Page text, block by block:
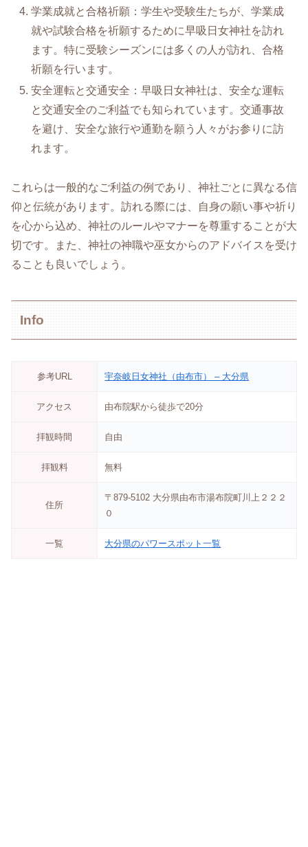
学業成就と合格祈願：学生や受験生たちが、学業成
就や試験合格を祈願するために早吸日女神社を訪れ
ます。特に受験シーズンには多くの人が訪れ、合格
祈願を行います。
安全運転と交通安全：早吸日女神社は、安全な運転
と交通安全のご利益でも知られています。交通事故
を避け、安全な旅行や通勤を願う人々がお参りに訪
れます。
これらは一般的なご利益の例であり、神社ごとに異なる信
仰と伝統があります。訪れる際には、自身の願い事や祈り
を心から込め、神社のルールやマナーを尊重することが大
切です。また、神社の神職や巫女からのアドバイスを受け
ることも良いでしょう。
Info
参考URL 宇奈岐日女神社（由布市） – 大分県
アクセス 由布院駅から徒歩で20分
拝観時間 自由
拝観料 無料
住所
〒879-5102 大分県由布市湯布院町川上２２２
０
一覧 大分県のパワースポット一覧